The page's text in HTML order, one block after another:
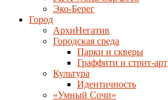
Эко-Берег
Город
АрхиНегатив
Городская среда
Парки и скверы
Граффити и стрит-арт
Культура
Идентичность
«Умный Сочи»